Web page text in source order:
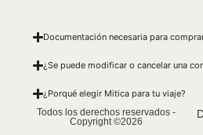
Documentación necesaria para
¿Se puede modificar o cancelar una
¿Porqué elegir Mitica para tu viaje?
Todos los derechos reservados -
Copyright ©2026